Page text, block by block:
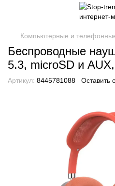
Компьютерные и
Беспроводные
5.3, microSD и
Артикул: 8445781088 Оставить